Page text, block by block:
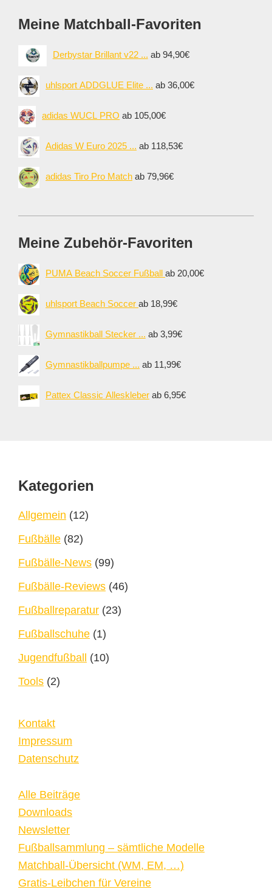
Meine Matchball-Favoriten
Derbystar Brillant v22 ... ab 94,90€
uhlsport ADDGLUE Elite ... ab 36,00€
adidas WUCL PRO ab 105,00€
Adidas W Euro 2025 ... ab 118,53€
adidas Tiro Pro Match ab 79,96€
Meine Zubehör-Favoriten
PUMA Beach Soccer Fußball ab 20,00€
uhlsport Beach Soccer ab 18,99€
Gymnastikball Stecker ... ab 3,99€
Gymnastikballpumpe ... ab 11,99€
Pattex Classic Alleskleber ab 6,95€
Footer
Kategorien
Allgemein (12)
Fußbälle (82)
Fußbälle-News (99)
Fußbälle-Reviews (46)
Fußballreparatur (23)
Fußballschuhe (1)
Jugendfußball (10)
Tools (2)
Kontakt
Impressum
Datenschutz
Alle Beiträge
Downloads
Newsletter
Fußballsammlung – sämtliche Modelle
Matchball-Übersicht (WM, EM, …)
Gratis-Leibchen für Vereine